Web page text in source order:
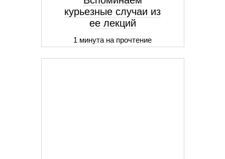
курьезные случаи из
ее лекций
1 минута на прочтение